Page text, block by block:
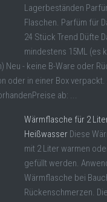
Lagerbeständen
Flaschen. Parfüm für
24 Stück Trend Düfte
mindestens 15ML (es
Neu - keine B-Ware oder
oder in einer Box
ab: ...
Wärmflasche für 2
Heißwasser Diese
mit 2 Liter warmen
gefüllt werden.
Wärmflasche bei
Rückenschmerzen.